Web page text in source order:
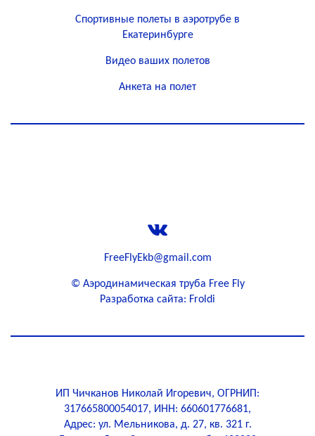
Спортивные полеты в аэротрубе в
Екатеринбурге
Видео ваших полетов
Анкета на полет
FreeFlyEkb@gmail.com
© Аэродинамическая труба Free Fly
Разработка сайта: Froldi
ИП Чичканов Николай Игоревич, ОГРНИП:
317665800054017, ИНН: 660601776681,
Адрес: ул. Мельникова, д. 27, кв. 321 г.